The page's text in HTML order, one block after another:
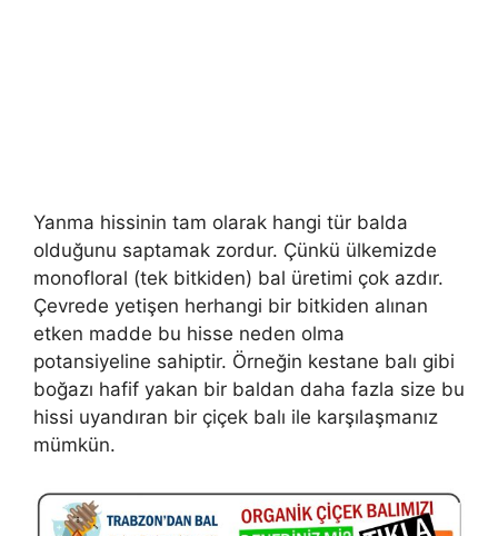
Yanma hissinin tam olarak hangi tür balda
olduğunu saptamak zordur. Çünkü ülkemizde
monofloral (tek bitkiden) bal üretimi çok azdır.
Çevrede yetişen herhangi bir bitkiden alınan
etken madde bu hisse neden olma
potansiyeline sahiptir. Örneğin kestane balı gibi
boğazı hafif yakan bir baldan daha fazla size bu
hissi uyandıran bir çiçek balı ile karşılaşmanız
mümkün.